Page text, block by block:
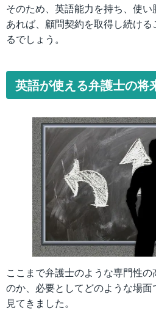
そのため、英語能力を持ち、使
あれば、顧問契約を取得し続ける
るでしょう。
英語が使える弁護士の将
ここまで弁護士のような専門性
のか、必要としてどのような場
見てきました。